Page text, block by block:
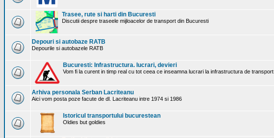
Trasee, rute si harti din Bucuresti
Discutii despre traseele mijloacelor de transport din Bucuresti
Depouri si autobaze RATB
Depourile si autobazele RATB
Bucuresti: Infrastructura. lucrari, devieri
Vom fi la curent in timp real cu tot ceea ce inseamna lucrari la infrastructura de transport
Arhiva personala Serban Lacriteanu
Aici vom posta poze facute de dl. Lacriteanu intre 1974 si 1986
Istoricul transportului bucurestean
Oldies but goldies